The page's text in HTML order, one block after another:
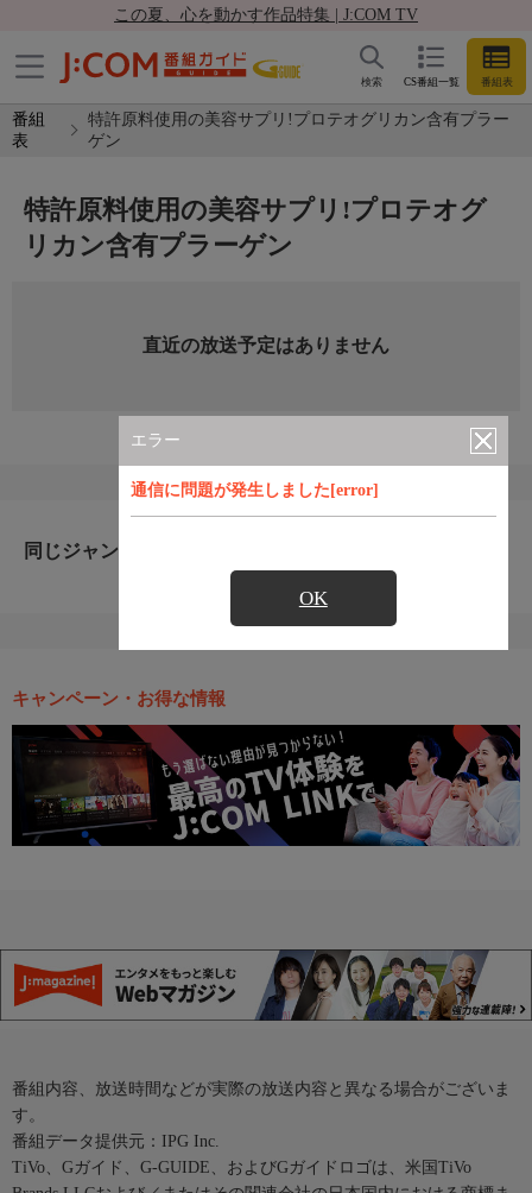
この夏、心を動かす作品特集 | J:COM TV
CS番組一覧 番組表
検索
番組
表
特許原料使用の美容サプリ!プロテオグリカン含有プラー
ゲン
エラー
通信に問題が発生しました[error]
OK
特許原料使用の美容サプリ!プロテオグ
リカン含有プラーゲン
直近の放送予定はありません
同じジャンルのおすすめ番組
キャンペーン・お得な情報
番組内容、放送時間などが実際の放送内容と異なる場合がございま
す。
番組データ提供元：IPG Inc.
TiVo、Gガイド、G-GUIDE、およびGガイドロゴは、米国TiVo